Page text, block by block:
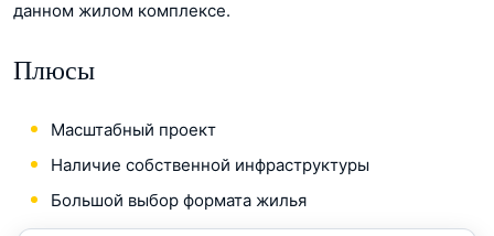
данном жилом комплексе.
Плюсы
Масштабный проект
Наличие собственной инфраструктуры
Большой выбор формата жилья